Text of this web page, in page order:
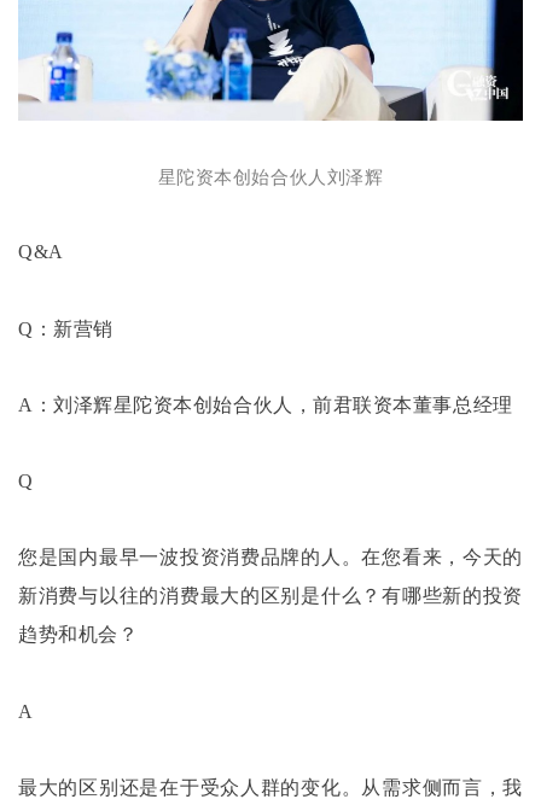
星陀资本创始合伙人刘泽辉
Q&A
Q：新营销
A：刘泽辉星陀资本创始合伙人，前君联资本董事总经理
Q
您是国内最早一波投资消费品牌的人。在您看来，今天的
新消费与以往的消费最大的区别是什么？有哪些新的投资
趋势和机会？
A
最大的区别还是在于受众人群的变化。从需求侧而言，我